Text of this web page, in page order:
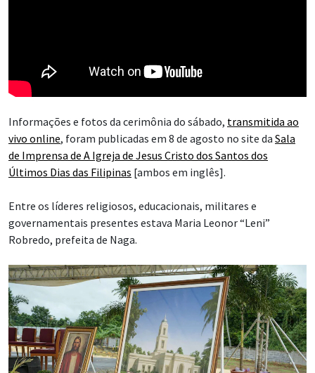
Informações e fotos da cerimônia do sábado, transmitida ao
vivo online, foram publicadas em 8 de agosto no site da Sala
de Imprensa de A Igreja de Jesus Cristo dos Santos dos
Últimos Dias das Filipinas [ambos em inglês].
Entre os líderes religiosos, educacionais, militares e
governamentais presentes estava Maria Leonor “Leni”
Robredo, prefeita de Naga.